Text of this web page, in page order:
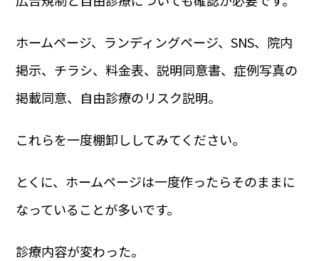
ホームページ、ランディングページ、SNS、院内
掲示、チラシ、料金表、説明同意書、症例写真の
掲載同意、自由診療のリスク説明。
これらを一度棚卸ししてみてください。
とくに、ホームページは一度作ったらそのままに
なっていることが多いです。
診療内容が変わった。